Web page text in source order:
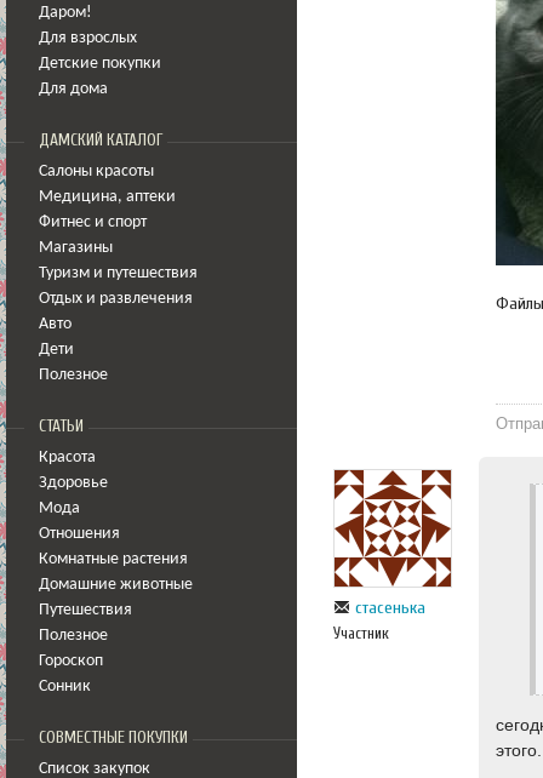
Даром!
Для взрослых
Детские покупки
Для дома
ДАМСКИЙ КАТАЛОГ
Салоны красоты
Медицина, аптеки
Фитнес и спорт
Магазины
Туризм и путешествия
Отдых и развлечения
Авто
Дети
Полезное
СТАТЬИ
Красота
Здоровье
Мода
Отношения
Комнатные растения
Домашние животные
Путешествия
Полезное
Гороскоп
Сонник
СОВМЕСТНЫЕ ПОКУПКИ
Список закупок
стасенька
Участник